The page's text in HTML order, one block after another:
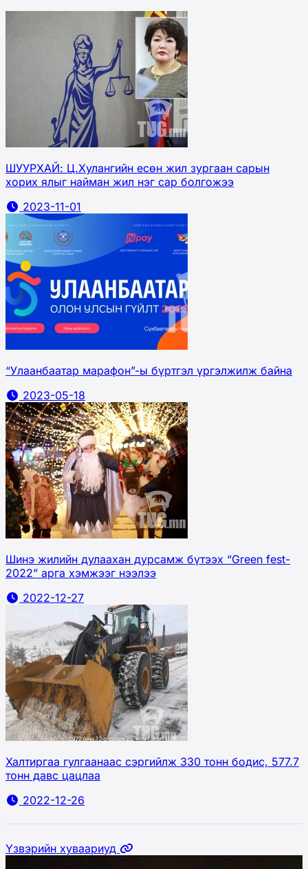
ШУУРХАЙ: Ц.Хулангийн есөн жил зургаан сарын
хорих ялыг найман жил нэг сар болгожээ
2023-11-01
“Улаанбаатар марафон”-ы бүртгэл үргэлжилж байна
2023-05-18
Шинэ жилийн дулаахан дурсамж бүтээх “Green fest-
2022” арга хэмжээг нээлээ
2022-12-27
Халтиргаа гулгаанаас сэргийлж 330 тонн бодис, 577.7
тонн давс цацлаа
2022-12-26
Үзвэрийн хуваариуд